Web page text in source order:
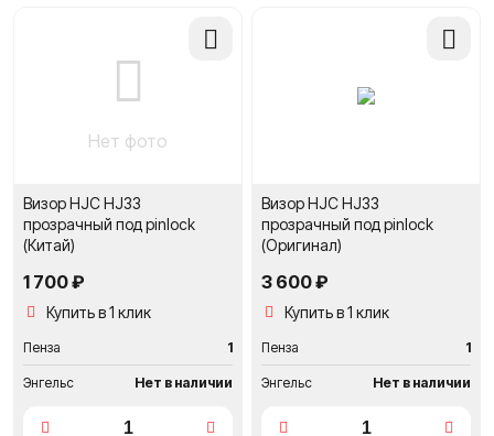
Добавить
Нет фото
Визор HJC HJ33
прозрачный под pinlock
(Китай)
1 700 ₽
Купить в 1 клик
Пенза 1
Энгельс Нет в наличии
Визор HJC HJ33
прозрачный под pinlock
(Оригинал)
3 600 ₽
Купить в 1 клик
Пенза 1
Энгельс Нет в наличии